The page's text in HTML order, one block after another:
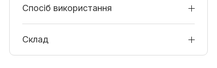
Спосіб використання
Склад